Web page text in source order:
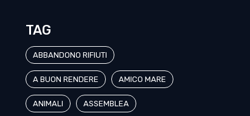
TAG
ABBANDONO RIFIUTI
A BUON RENDERE AMICO MARE
ANIMALI ASSEMBLEA